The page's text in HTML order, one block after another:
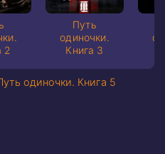
2
Путь
одиночки.
Книга 3
одиночки. Книга 5